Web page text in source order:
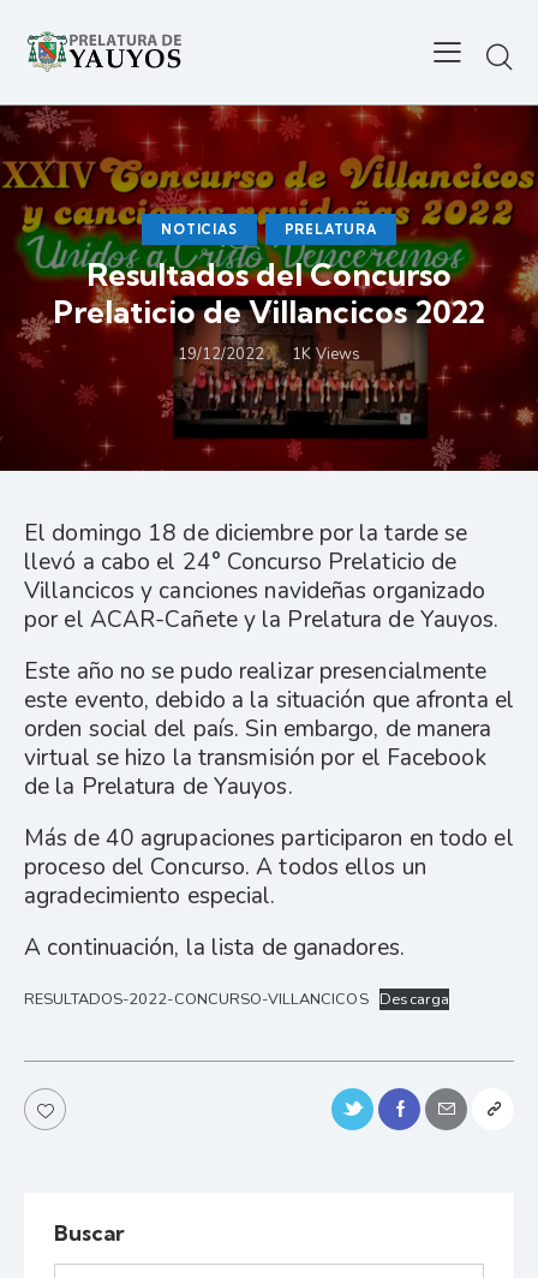
NOTICIAS PRELATURA
Resultados del Concurso
Prelaticio de Villancicos 2022
19/12/2022 1K Views
El domingo 18 de diciembre por la tarde se
llevó a cabo el 24° Concurso Prelaticio de
Villancicos y canciones navideñas organizado
por el ACAR-Cañete y la Prelatura de Yauyos.
Este año no se pudo realizar presencialmente
este evento, debido a la situación que afronta el
orden social del país. Sin embargo, de manera
virtual se hizo la transmisión por el Facebook
de la Prelatura de Yauyos.
Más de 40 agrupaciones participaron en todo el
proceso del Concurso. A todos ellos un
agradecimiento especial.
A continuación, la lista de ganadores.
RESULTADOS-2022-CONCURSO-VILLANCICOS Descarga
Buscar